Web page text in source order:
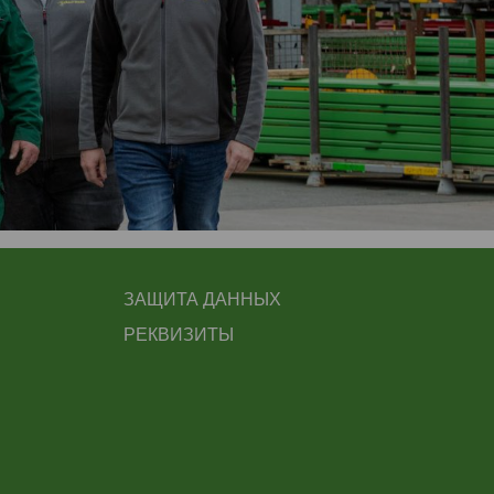
FUSSBEREICH 3
ЗАЩИТА ДАННЫХ
РЕКВИЗИТЫ